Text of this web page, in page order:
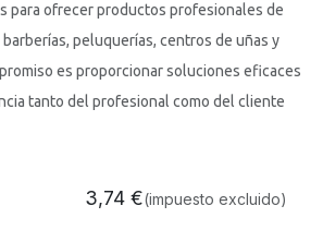
para ofrecer productos profesionales de
peluquerías, centros de uñas y
es proporcionar soluciones eficaces
tanto del profesional como del cliente
3,74 €(impuesto excluido)